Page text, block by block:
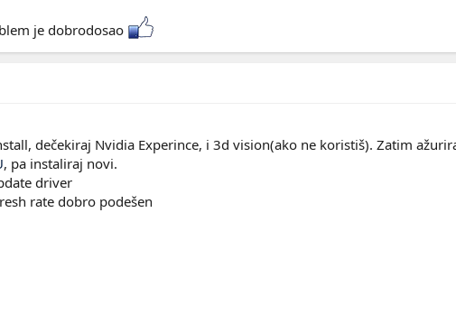
je dobrodosao
dečekiraj Nvidia Experince, i 3d vision(ako ne koristiš). Zatim
, pa instaliraj novi.
driver
rate dobro podešen